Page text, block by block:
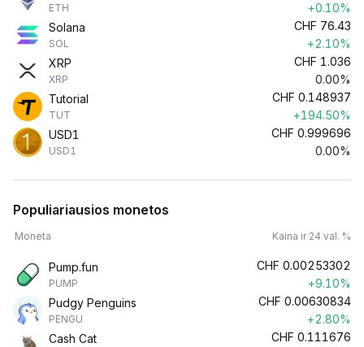
ETH
+0.10%
Solana
SOL
CHF 76.43
+2.10%
XRP
XRP
CHF 1.036
0.00%
Tutorial
TUT
CHF 0.148937
+194.50%
USD1
USD1
CHF 0.999696
0.00%
Populiariausios monetos
Moneta Kaina ir 24 val. %
Pump.fun
PUMP
CHF 0.00253302
+9.10%
Pudgy Penguins
PENGU
CHF 0.00630834
+2.80%
Cash Cat
CHF 0.111676